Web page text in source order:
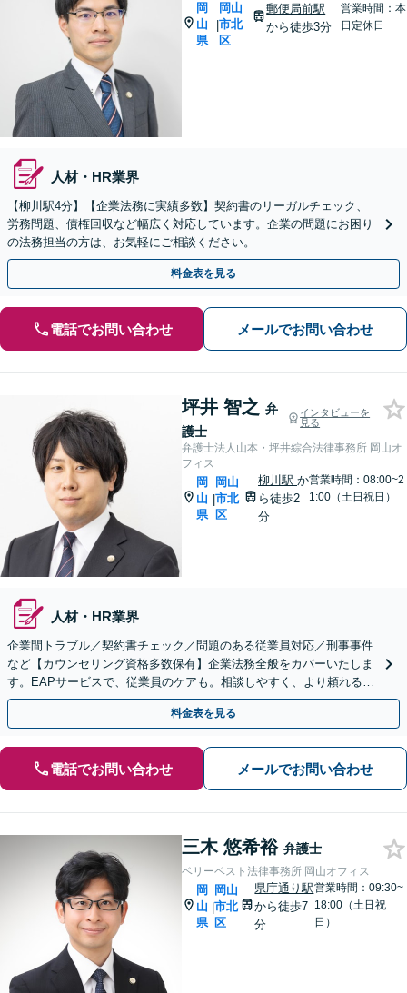
岡
山
県
|
岡山
市北
区
郵便局前駅
から徒歩3分
営業時間：本
日定休日
人材・HR業界
【柳川駅4分】【企業法務に実績多数】契約書のリーガルチェック、
労務問題、債権回収など幅広く対応しています。企業の問題にお困り
の法務担当の方は、お気軽にご相談ください。
料金表を見る
電話でお問い合わせ メールでお問い合わせ
坪井 智之 弁
護士
インタビューを
見る
弁護士法人山本・坪井綜合法律事務所 岡山オ
フィス
岡
山
県
|
岡山
市北
区
柳川駅か
ら徒歩2
分
営業時間：08:00~2
1:00（土日祝日）
人材・HR業界
企業間トラブル／契約書チェック／問題のある従業員対応／刑事事件
など【カウンセリング資格多数保有】企業法務全般をカバーいたしま
す。EAPサービスで、従業員のケアも。相談しやすく、より頼れる存
在に！メンタルヘルスのご相談も可能【初回相談無料】
料金表を見る
電話でお問い合わせ メールでお問い合わせ
三木 悠希裕 弁護士
ベリーベスト法律事務所 岡山オフィス
岡
山
県
|
岡山
市北
区
県庁通り駅
から徒歩7
分
営業時間：09:30~
18:00（土日祝
日）